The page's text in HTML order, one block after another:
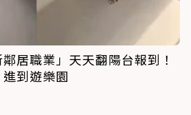
居職業」天天翻陽台報到！
到遊樂園